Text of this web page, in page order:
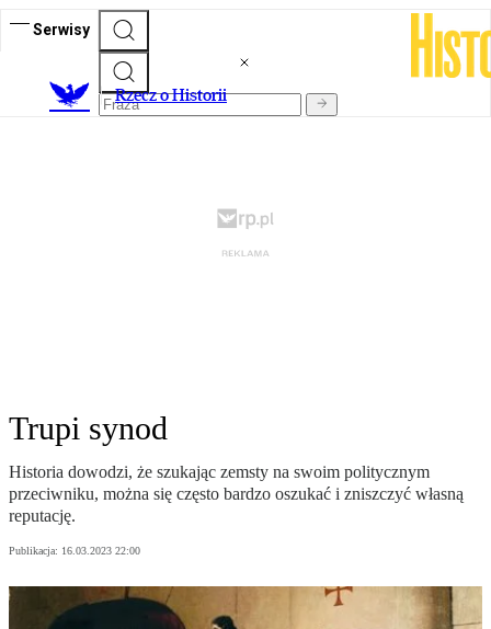
Serwisy
Rzecz o Historii
Trupi synod
Historia dowodzi, że szukając zemsty na swoim politycznym
przeciwniku, można się często bardzo oszukać i zniszczyć własną
reputację.
Publikacja: 16.03.2023 22:00